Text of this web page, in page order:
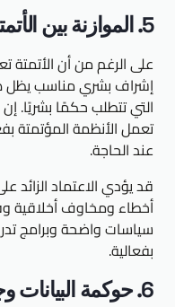
5. الموازنة بين الأتمتة والإشراف البشري
على الرغم من أن الأتمتة
إشراف بشري مناسب يظل
التي تتطلب حكمًا بشريًا.
تعمل الأنظمة المؤتمتة
عند الحاجة.
قد يؤدي الاعتماد الزائد
أخطاء ومخاوف أخلاقية
سياسات واضحة وبرامج
بفعالية.
6. حوكمة البيانات وجودتها